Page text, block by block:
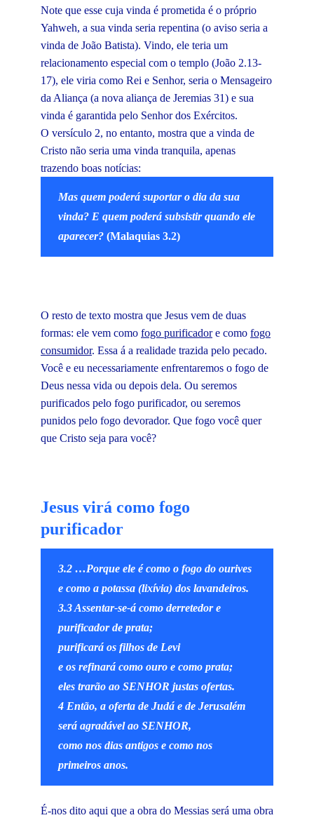
Note que esse cuja vinda é prometida é o próprio
Yahweh, a sua vinda seria repentina (o aviso seria a
vinda de João Batista). Vindo, ele teria um
relacionamento especial com o templo (João 2.13-
17), ele viria como Rei e Senhor, seria o Mensageiro
da Aliança (a nova aliança de Jeremias 31) e sua
vinda é garantida pelo Senhor dos Exércitos.
O versículo 2, no entanto, mostra que a vinda de
Cristo não seria uma vinda tranquila, apenas
trazendo boas notícias:
Mas quem poderá suportar o dia da sua
vinda? E quem poderá subsistir quando ele
aparecer? (Malaquias 3.2)
O resto de texto mostra que Jesus vem de duas
formas: ele vem como fogo purificadore como fogo
consumidor. Essa á a realidade trazida pelo pecado.
Você e eu necessariamente enfrentaremos o fogo de
Deus nessa vida ou depois dela. Ou seremos
purificados pelo fogo purificador, ou seremos
punidos pelo fogo devorador. Que fogo você quer
que Cristo seja para você?
Jesus virá como fogo
purificador
3.2 …Porque ele é como o fogo do ourives
e como a potassa (lixívia) dos lavandeiros.
3.3 Assentar-se-á como derretedor e
purificador de prata;
purificará os filhos de Levi
e os refinará como ouro e como prata;
eles trarão ao SENHOR justas ofertas.
4 Então, a oferta de Judá e de Jerusalém
será agradável ao SENHOR,
como nos dias antigos e como nos
primeiros anos.
É-nos dito aqui que a obra do Messias será uma obra